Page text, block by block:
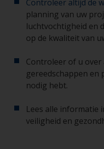
Controleer altijd de
planning van uw
luchtvochtigheid en
op de kwaliteit van
Controleer of u
gereedschappen en
nodig hebt.
Lees alle informatie
veiligheid en